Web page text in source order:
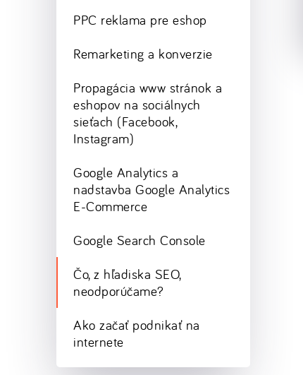
PPC reklama pre eshop
Remarketing a konverzie
Propagácia www stránok a
eshopov na sociálnych
sieťach (Facebook,
Instagram)
Google Analytics a
nadstavba Google Analytics
E-Commerce
Google Search Console
Čo, z hľadiska SEO,
neodporúčame?
Ako začať podnikať na
internete